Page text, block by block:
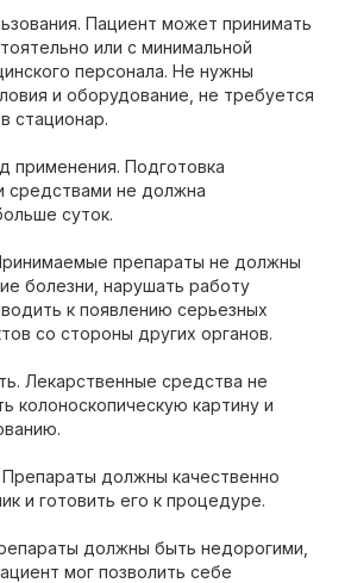
Пациент может принимать
или с минимальной
персонала. Не нужны
и оборудование, не требуется
стационар.
применения. Подготовка
средствами не должна
суток.
препараты не должны
болезни, нарушать работу
к появлению серьезных
со стороны других органов.
Лекарственные средства не
колоноскопическую картину и
должны качественно
и готовить его к процедуре.
должны быть недорогими,
мог позволить себе